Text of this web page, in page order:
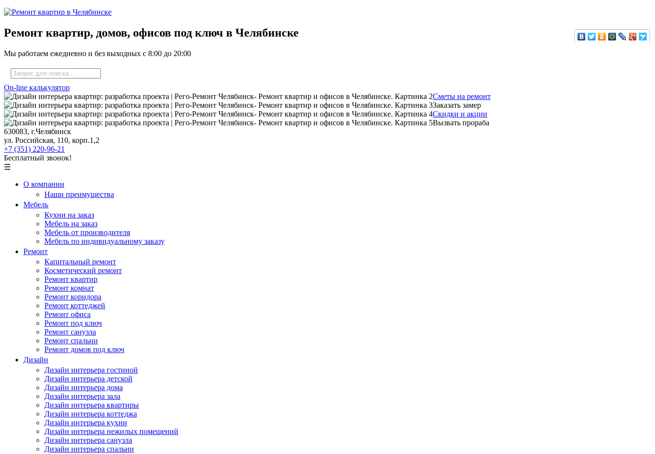
Ремонт квартир, домов, офисов под ключ в Челябинске
Мы работаем ежедневно и без выходных с 8:00 до 20:00
On-line калькулятор
Сметы на ремонт
Заказать замер
Скидки и акции
Вызвать прораба
630083, г.Челябинск
ул. Российская, 110, корп.1,2
+7 (351) 220-96-21
Бесплатный звонок!
☰
О компании
Наши преимущества
Мебель
Кухни на заказ
Мебель на заказ
Мебель от производителя
Мебель по индивидуальному заказу
Ремонт
Капитальный ремонт
Косметический ремонт
Ремонт квартир
Ремонт комнат
Ремонт коридора
Ремонт коттеджей
Ремонт офиса
Ремонт под ключ
Ремонт санузла
Ремонт спальни
Ремонт домов под ключ
Дизайн
Дизайн интерьера гостиной
Дизайн интерьера детской
Дизайн интерьера дома
Дизайн интерьера зала
Дизайн интерьера квартиры
Дизайн интерьера коттеджа
Дизайн интерьера кухни
Дизайн интерьера нежилых помещений
Дизайн интерьера санузла
Дизайн интерьера спальни